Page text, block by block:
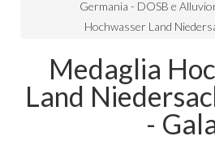
Germania - DOSB e
Hochwasser Land
Medaglia
Land
-